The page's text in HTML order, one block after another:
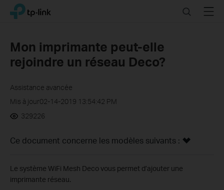
Click
navigation
TP-Link, Reliably Smart SearchMenu
Mon imprimante peut-elle
rejoindre un réseau Deco?
Assistance avancée
Mis à jour02-14-2019 13:54:42 PM
329226
Ce document concerne les modèles suivants :
Le système WiFi Mesh Deco vous permet d’ajouter une
imprimante réseau.